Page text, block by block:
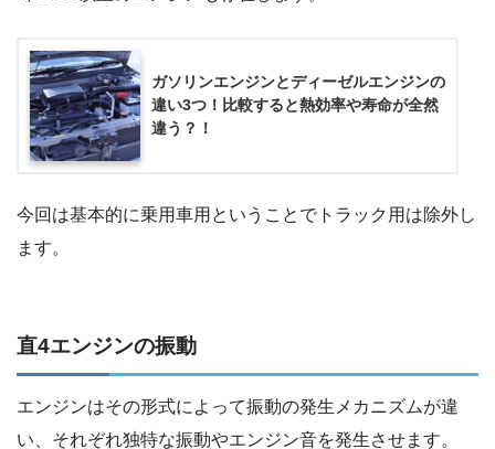
ガソリンエンジンとディーゼルエンジンの
違い3つ！比較すると熱効率や寿命が全然
違う？！
今回は基本的に乗用車用ということでトラック用は除外し
ます。
直4エンジンの振動
エンジンはその形式によって振動の発生メカニズムが違
い、それぞれ独特な振動やエンジン音を発生させます。